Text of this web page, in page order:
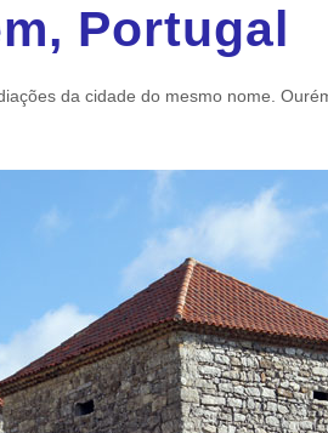
Portugal
da cidade do mesmo nome.